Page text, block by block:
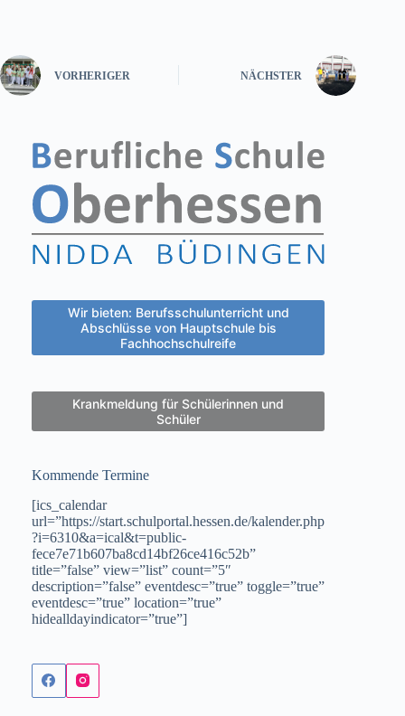
VORHERIGER NÄCHSTER
Wir bieten: Berufsschulunterricht und
Abschlüsse von Hauptschule bis
Fachhochschulreife
Krankmeldung für Schülerinnen und
Schüler
Kommende Termine
[ics_calendar
url=”https://start.schulportal.hessen.de/kalender.php
?i=6310&a=ical&t=public-
fece7e71b607ba8cd14bf26ce416c52b”
title=”false” view=”list” count=”5″
description=”false” eventdesc=”true” toggle=”true”
eventdesc=”true” location=”true”
hidealldayindicator=”true”]